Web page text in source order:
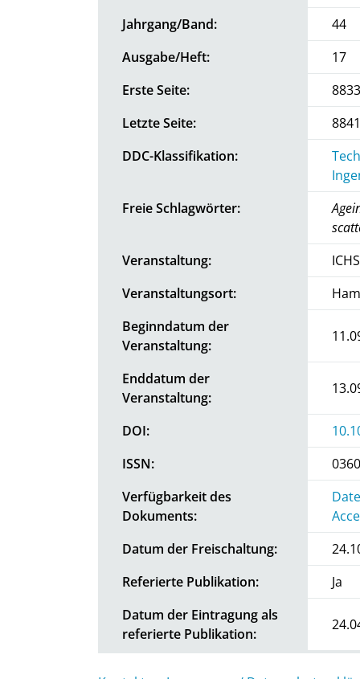
Jahrgang/Band:
44
Ausgabe/Heft:
17
Erste Seite:
8833
Letzte Seite:
8841
DDC-Klassifikation:
Freie Schlagwörter:
Veranstaltung:
Veranstaltungsort:
Beginndatum der
Veranstaltung:
Enddatum der
Veranstaltung:
DOI:
ISSN:
Verfügbarkeit des
Dokuments:
Datum der Freischaltung:
Referierte Publikation:
Ja
Datum der Eintragung als
referierte Publikation: